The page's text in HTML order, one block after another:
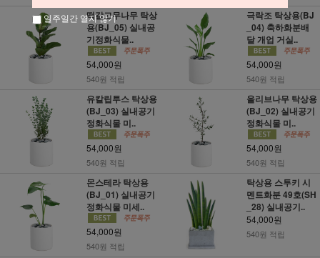
떡갈고무나무 탁상
용(BJ_05) 실내공
기정화식물..
54,000원
540원 적립
극락조 탁상용(BJ
_04) 축하화분배
달 개업 거실..
54,000원
540원 적립
유칼립투스 탁상용
(BJ_03) 실내공기
정화식물 미..
54,000원
540원 적립
올리브나무 탁상용
(BJ_02) 실내공기
정화식물 미..
54,000원
540원 적립
몬스테라 탁상용
(BJ_01) 실내공기
정화식물 미세..
54,000원
540원 적립
탁상용 스투키 시
멘트화분 49호(SH
_28) 실내공기..
54,000원
540원 적립
일주일간 열지 않기